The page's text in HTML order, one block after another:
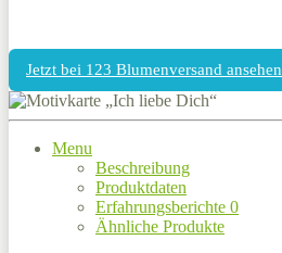
Jetzt bei 123 Blumenversand ansehen
Menu
Beschreibung
Produktdaten
Erfahrungsberichte 0
Ähnliche Produkte